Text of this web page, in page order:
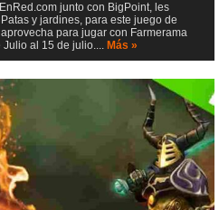
junto con BigPoint, les
y jardines, para este juego de
para jugar con Farmerama
al 15 de julio.... Más »